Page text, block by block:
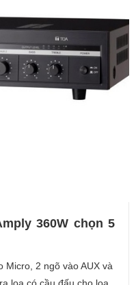
360W chọn 5
Micro, 2 ngõ vào AUX và